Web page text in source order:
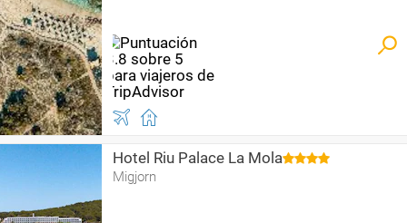
Hotel Riu Palace La Mola
Migjorn